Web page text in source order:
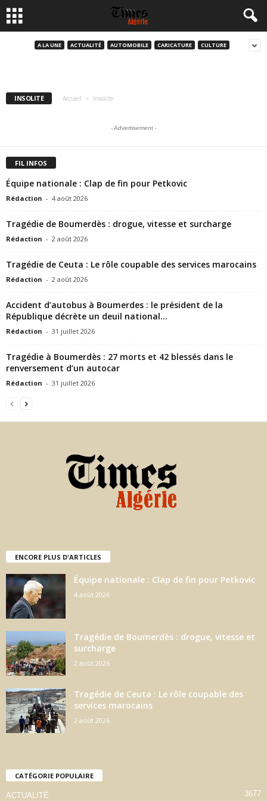
A LA UNE ACTUALITÉ AUTOMOBILE CARICATURE CULTURE
Une infirmière canadienne avoue avoir tué
en série huit seniors
hacene nait amara - 4 juin 2017
INSOLITE Accueil Insolite
- Advertisement -
FIL INFOS
Équipe nationale : Clap de fin pour Petkovic
Rédaction - 4 août 2026
Tragédie de Boumerdès : drogue, vitesse et surcharge
Rédaction - 2 août 2026
Tragédie de Ceuta : Le rôle coupable des services marocains
Rédaction - 2 août 2026
Accident d’autobus à Boumerdes : le président de la
République décrète un deuil national...
Rédaction - 31 juillet 2026
Tragédie à Boumerdès : 27 morts et 42 blessés dans le
renversement d’un autocar
Rédaction - 31 juillet 2026
ENCORE PLUS D'ARTICLES
Équipe nationale : Clap de fin pour Petkovic
4 août 2026
Tragédie de Boumerdès : drogue, vitesse et
surcharge
2 août 2026
Tragédie de Ceuta : Le rôle coupable des
services marocains
2 août 2026
CATÉGORIE POPULAIRE
ACTUALITÉ 3677